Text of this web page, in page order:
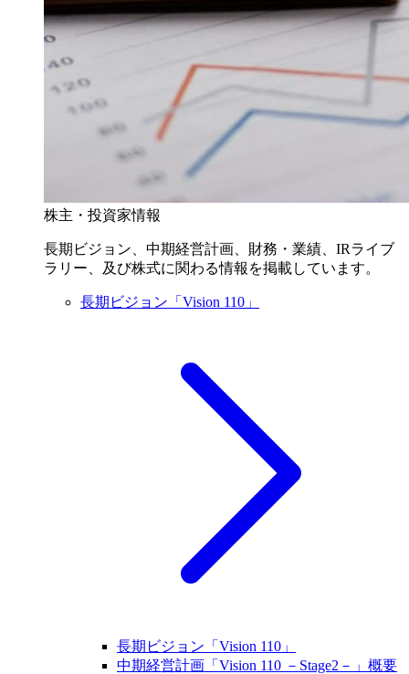
株主・投資家情報
長期ビジョン、中期経営計画、財務・業績、IRライブ
ラリー、及び株式に関わる情報を掲載しています。
長期ビジョン「Vision 110」
長期ビジョン「Vision 110」
中期経営計画「Vision 110 －Stage2－」概要